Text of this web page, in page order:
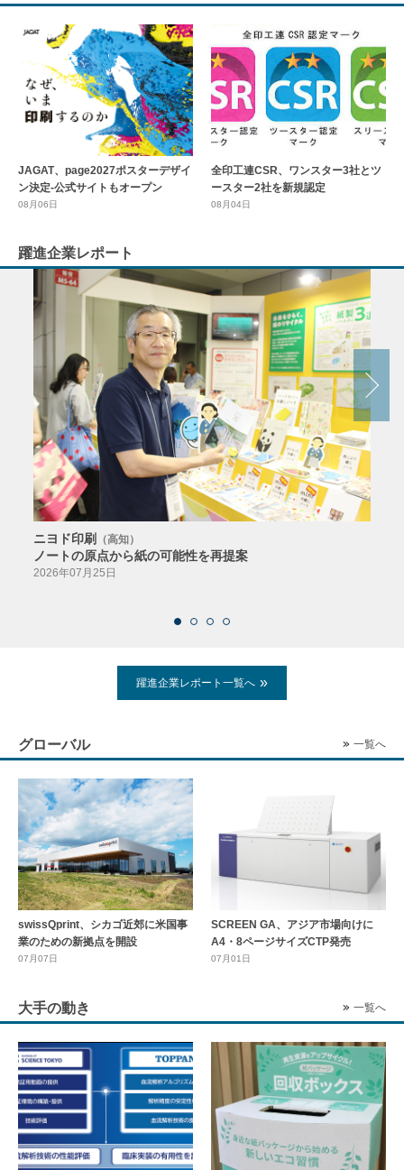
JAGAT、page2027ポスターデザイ
ン決定-公式サイトもオープン
08月06日
全印工連CSR、ワンスター3社とツ
ースター2社を新規認定
08月04日
躍進企業レポート
ニヨド印刷 （高知）
ノートの原点から紙の可能性を再提案
2026年07月25日
躍進企業レポート一覧へ
グローバル 一覧へ
swissQprint、シカゴ近郊に⽶国事
業のための新拠点を開設
07月07日
SCREEN GA、アジア市場向けに
A4・8ページサイズCTP発売
07月01日
大手の動き 一覧へ